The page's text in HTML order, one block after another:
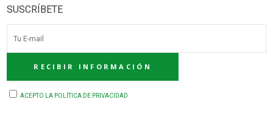
SUSCRÍBETE
ACEPTO LA POLÍTICA DE PRIVACIDAD